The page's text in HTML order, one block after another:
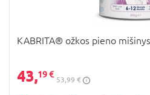
KABRITA® ožkos pieno
43,19 €
53,99 €